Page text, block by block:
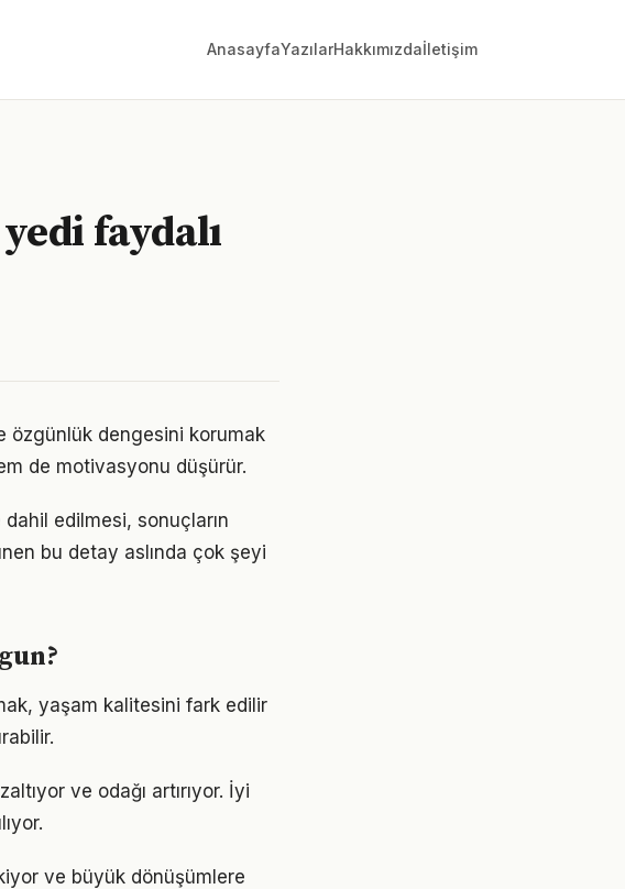
AnasayfaYazılarHakkımızdaİletişim
faydalı
özgünlük dengesini korumak
de motivasyonu düşürür.
edilmesi, sonuçların
bu detay aslında çok şeyi
yaşam kalitesini fark edilir
ve odağı artırıyor. İyi
ve büyük dönüşümlere